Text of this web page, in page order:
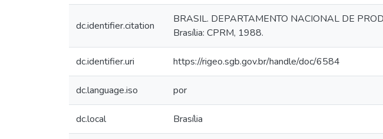
dc.identifier.citation
BRASIL. DEPARTAMENTO NACIONAL DE
Brasília: CPRM, 1988.
dc.identifier.uri https://rigeo.sgb.gov.br/handle/doc/6584
dc.language.iso por
dc.local Brasília